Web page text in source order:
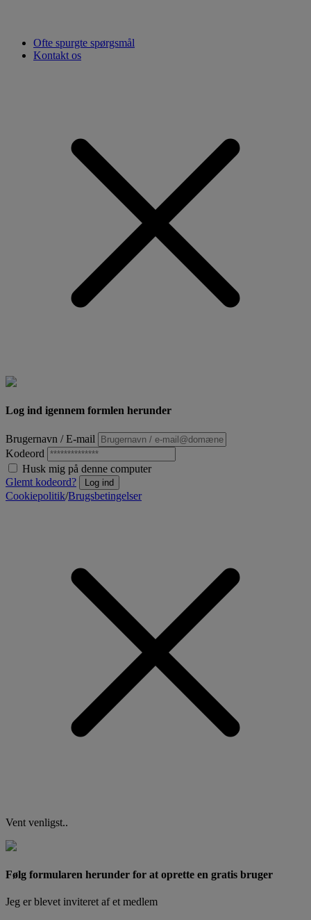
Ofte spurgte spørgsmål
Kontakt os
Log ind igennem formlen herunder
Brugernavn / E-mail
Kodeord
Husk mig på denne computer
Glemt kodeord?
Log ind
Cookiepolitik/Brugsbetingelser
Vent venligst..
Følg formularen herunder for at oprette en gratis bruger
Jeg er blevet inviteret af et medlem